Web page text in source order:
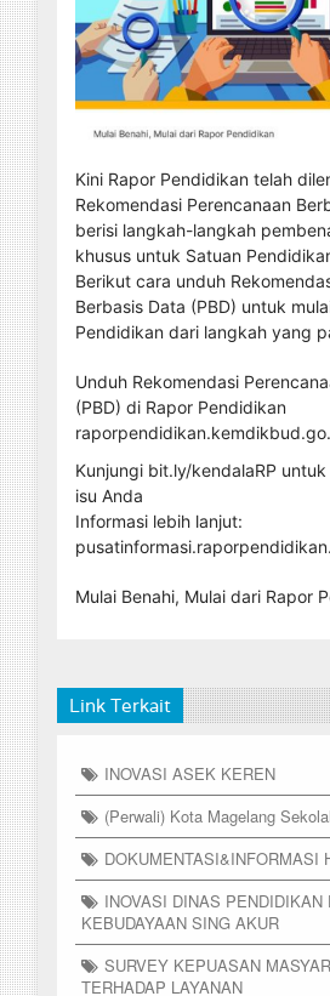
Kini Rapor Pendidikan telah
Rekomendasi Perencanaan
berisi langkah-langkah
khusus untuk Satuan
Berikut cara unduh
Berbasis Data (PBD) untuk
Pendidikan dari langkah yang
Unduh Rekomendasi
(PBD) di Rapor Pendidikan
Kunjungi bit.ly/kendalaRP
isu Anda
Informasi lebih lanjut:
Mulai Benahi, Mulai dari Rapor
Link Terkait
INOVASI ASEK KEREN
(Perwali) Kota Magelang
DOKUMENTASI&INFORMASI
INOVASI DINAS PENDIDIKAN
KEBUDAYAAN SING AKUR
SURVEY KEPUASAN
TERHADAP LAYANAN